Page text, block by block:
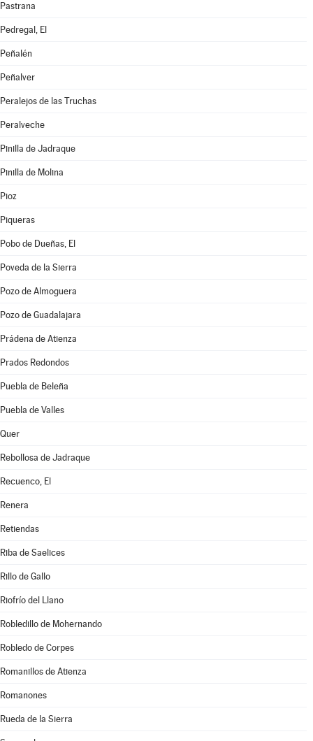
Pastrana
Pedregal, El
Peñalén
Peñalver
Peralejos de las Truchas
Peralveche
Pinilla de Jadraque
Pinilla de Molina
Pioz
Piqueras
Pobo de Dueñas, El
Poveda de la Sierra
Pozo de Almoguera
Pozo de Guadalajara
Prádena de Atienza
Prados Redondos
Puebla de Beleña
Puebla de Valles
Quer
Rebollosa de Jadraque
Recuenco, El
Renera
Retiendas
Riba de Saelices
Rillo de Gallo
Riofrío del Llano
Robledillo de Mohernando
Robledo de Corpes
Romanillos de Atienza
Romanones
Rueda de la Sierra